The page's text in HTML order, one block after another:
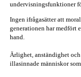
undervisningsfunktioner
Ingen ifrågasätter att
generationen har medfört
hand.
Ärlighet, anständighet
illasinnade människor